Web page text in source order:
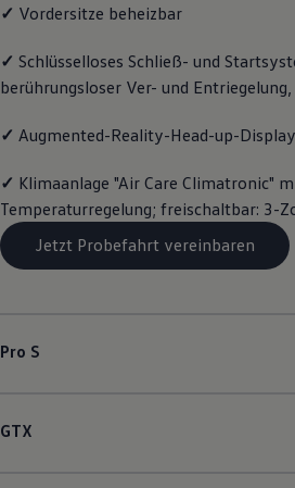
Magazin
Transport
Familie
Elektromobilität
Pannen- und Unfallhilfe
✓ Vordersitze beheizbar
✓ Schlüsselloses Schließ- und
berührungsloser Ver- und
✓ Augmented-Reality-Head-up-Display
✓ Klimaanlage "Air Care Climatronic"
Temperaturregelung; freischaltbar: 3-
Jetzt Probefahrt vereinbaren
Pro S
GTX